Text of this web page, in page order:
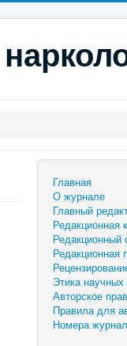
Главная
О журнале
Главный
Редакционная
Редакционный
Редакционная
Этика научных
Авторское
Правила для
Номера